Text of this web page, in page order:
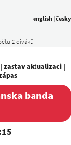
2 diváků
english |česky
| zastav aktualizaci|
banda